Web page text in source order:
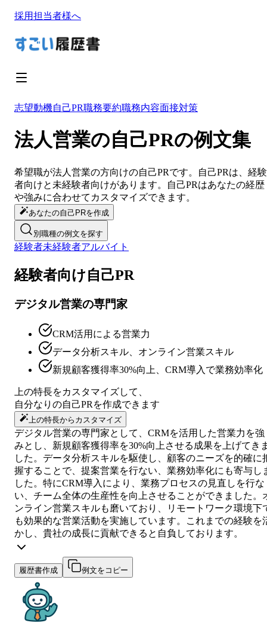
採用担当者様へ
志望動機自己PR職務要約職務内容面接対策
法人営業の自己PRの例文集
希望職が法人営業の方向けの自己PRです。 自己PRは、経験
者向けと未経験者向けがあります。
自己PRはあなたの経歴
や強みに合わせてカスタマイズできます。
あなたの自己PRを作成
別職種の例文を探す
経験者未経験者アルバイト
経験者向け自己PR
デジタル営業の専門家
CRM活用による営業力
データ分析スキル、オンライン営業スキル
新規顧客獲得率30%向上、CRM導入で業務効率化
上の特長をカスタマイズして、
自分なりの自己PR を作成できます
上の特長からカスタマイズ
デジタル営業の専門家として、CRMを活用した営業力を強
みとし、新規顧客獲得率を30%向上させる成果を上げてき
した。データ分析スキルを駆使し、顧客のニーズを的確に
握することで、提案営業を行ない、業務効率化にも寄与し
した。特にCRM導入により、業務プロセスの見直しを行な
い、チーム全体の生産性を向上させることができました。
ンライン営業スキルも磨いており、リモートワーク環境下
も効果的な営業活動を実施しています。これまでの経験を
かし、貴社の成長に貢献できると自負しております。
履歴書作成 例文をコピー